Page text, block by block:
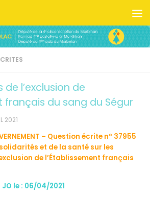
l’exclusion de
français du sang du Ségur
2021
– Question écrite n° 37955
et de la santé sur les
de l’Établissement français
le : 06/04/2021